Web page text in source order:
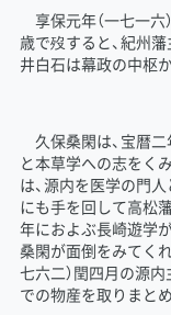
享保元年（一七一六
歳で歿すると、紀州
井白石は幕政の中枢
久保桑閑は、宝暦二
と本草学への志をく
は、源内を医学の門
にも手を回して高松
年におよぶ長崎遊学
桑閑が面倒をみてく
七六二）閏四月の源
での物産を取りまと